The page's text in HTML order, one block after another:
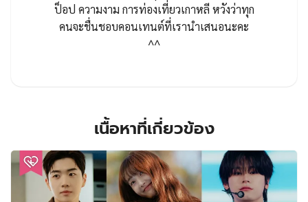
ป็อป ความงาม การท่องเที่ยวเกาหลี หวังว่าทุก
คนจะชื่นชอบคอนเทนต์ที่เรานำเสนอนะคะ
^^
เนื้อหาที่เกี่ยวข้อง